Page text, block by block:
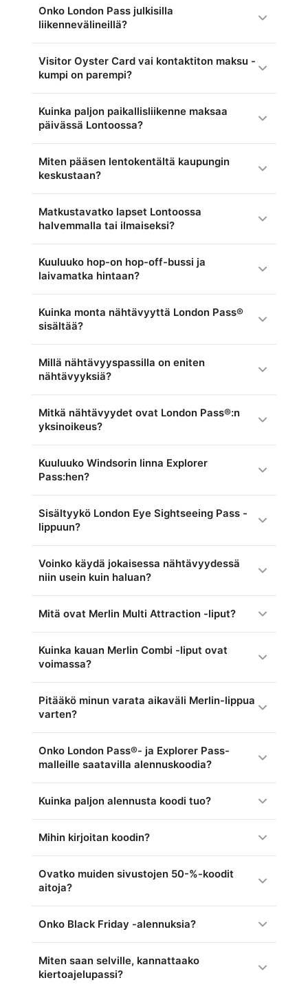
Onko London Pass julkisilla
liikennevälineillä?
Visitor Oyster Card vai kontaktiton maksu -
kumpi on parempi?
Kuinka paljon paikallisliikenne maksaa
päivässä Lontoossa?
Miten pääsen lentokentältä kaupungin
keskustaan?
Matkustavatko lapset Lontoossa
halvemmalla tai ilmaiseksi?
Kuuluuko hop-on hop-off-bussi ja
laivamatka hintaan?
Kuinka monta nähtävyyttä London Pass®
sisältää?
Millä nähtävyyspassilla on eniten
nähtävyyksiä?
Mitkä nähtävyydet ovat London Pass®:n
yksinoikeus?
Kuuluuko Windsorin linna Explorer
Pass:hen?
Sisältyykö London Eye Sightseeing Pass -
lippuun?
Voinko käydä jokaisessa nähtävyydessä
niin usein kuin haluan?
Mitä ovat Merlin Multi Attraction -liput?
Kuinka kauan Merlin Combi -liput ovat
voimassa?
Pitääkö minun varata aikaväli Merlin-lippua
varten?
Onko London Pass®- ja Explorer Pass-
malleille saatavilla alennuskoodia?
Kuinka paljon alennusta koodi tuo?
Mihin kirjoitan koodin?
Ovatko muiden sivustojen 50-%-koodit
aitoja?
Onko Black Friday -alennuksia?
Miten saan selville, kannattaako
kiertoajelupassi?